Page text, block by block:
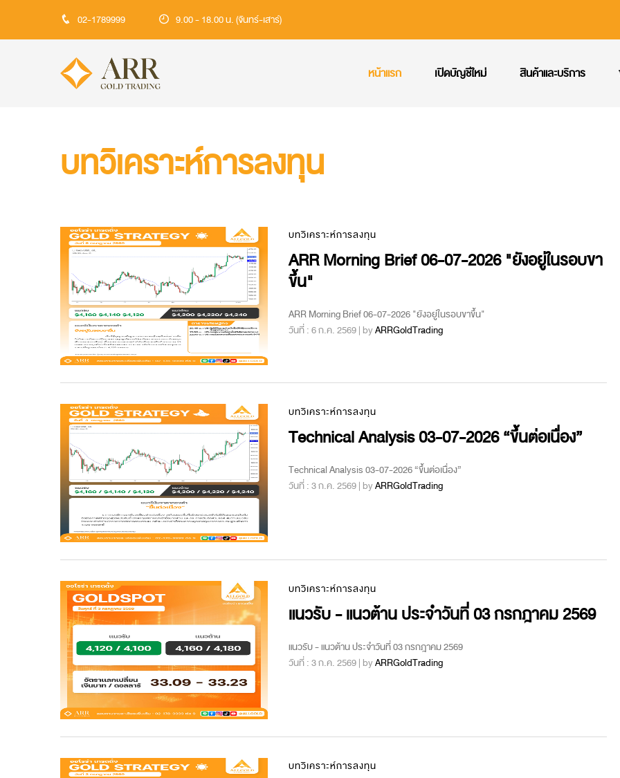
02-1789999 9.00 - 18.00 น. (จันทร์-เสาร์)
หน้าแรก เปิดบัญชีใหม่ สินค้าและบริการ
บทวิเคราะห์การลงทุน
บทวิเคราะห์การลงทุน
ARR Morning Brief 06-07-2026 "ยังอยู่ในรอบขา
ขึ้น"
ARR Morning Brief 06-07-2026 "ยังอยู่ในรอบขาขึ้น"
วันที่ : 6 ก.ค. 2569 | byARRGoldTrading
บทวิเคราะห์การลงทุน
Technical Analysis 03-07-2026 “ขึ้นต่อเนื่อง”
Technical Analysis 03-07-2026 “ขึ้นต่อเนื่อง”
วันที่ : 3 ก.ค. 2569 | byARRGoldTrading
บทวิเคราะห์การลงทุน
แนวรับ - แนวต้าน ประจำวันที่ 03 กรกฎาคม 2569
แนวรับ - แนวต้าน ประจำวันที่ 03 กรกฎาคม 2569
วันที่ : 3 ก.ค. 2569 | byARRGoldTrading
บทวิเคราะห์การลงทุน